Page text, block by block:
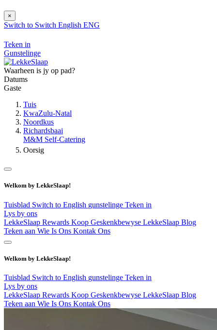
×
Switch to Switch English ENG
Teken in
Gunstelinge
Waarheen is jy op pad?
Datums
Gaste
Tuis
KwaZulu-Natal
Noordkus
Richardsbaai
M&M Self-Catering
Oorsig
Welkom by LekkeSlaap!
Tuisblad Switch to English gunstelinge Teken in
Lys by ons
LekkeSlaap Rewards Koop Geskenkbewyse LekkeSlaap Blog
Teken aan Wie Is Ons Kontak Ons
Welkom by LekkeSlaap!
Tuisblad Switch to English gunstelinge Teken in
Lys by ons
LekkeSlaap Rewards Koop Geskenkbewyse LekkeSlaap Blog
Teken aan Wie Is Ons Kontak Ons